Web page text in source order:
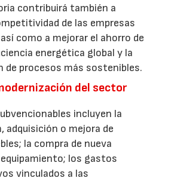
contribuirá también a
de las empresas
como a mejorar el ahorro de
energética global y la
de procesos más sostenibles.
del sector
incluyen la
adquisición o mejora de
la compra de nueva
los gastos
vinculados a las